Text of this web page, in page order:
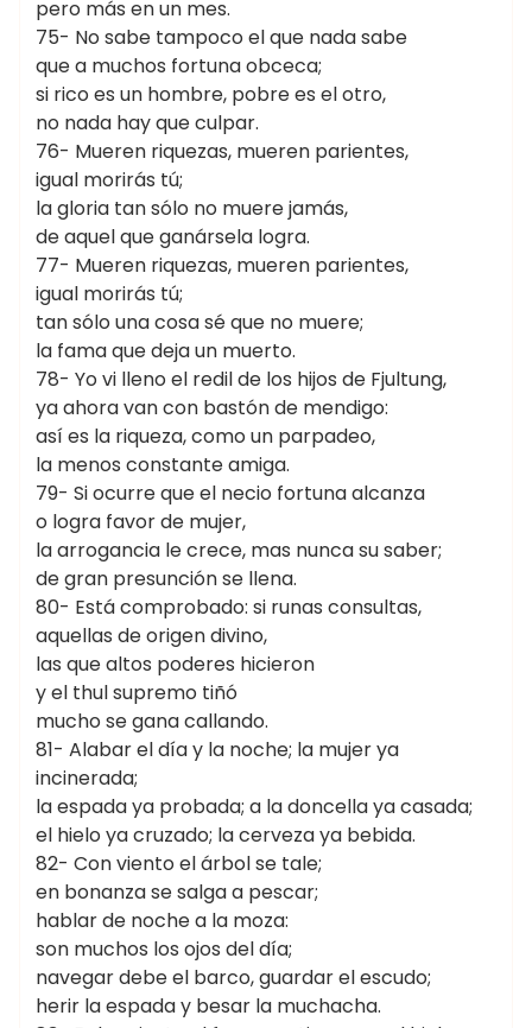
pero más en un mes.
75- No sabe tampoco el que nada sabe
que a muchos fortuna obceca;
si rico es un hombre, pobre es el otro,
no nada hay que culpar.
76- Mueren riquezas, mueren parientes,
igual morirás tú;
la gloria tan sólo no muere jamás,
de aquel que ganársela logra.
77- Mueren riquezas, mueren parientes,
igual morirás tú;
tan sólo una cosa sé que no muere;
la fama que deja un muerto.
78- Yo vi lleno el redil de los hijos de Fjultung,
ya ahora van con bastón de mendigo:
así es la riqueza, como un parpadeo,
la menos constante amiga.
79- Si ocurre que el necio fortuna alcanza
o logra favor de mujer,
la arrogancia le crece, mas nunca su saber;
de gran presunción se llena.
80- Está comprobado: si runas consultas,
aquellas de origen divino,
las que altos poderes hicieron
y el thul supremo tiñó
mucho se gana callando.
81- Alabar el día y la noche; la mujer ya
incinerada;
la espada ya probada; a la doncella ya casada;
el hielo ya cruzado; la cerveza ya bebida.
82- Con viento el árbol se tale;
en bonanza se salga a pescar;
hablar de noche a la moza:
son muchos los ojos del día;
navegar debe el barco, guardar el escudo;
herir la espada y besar la muchacha.